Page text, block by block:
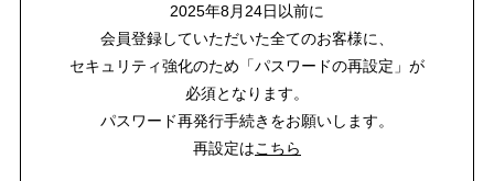
2025年8月24日以前に
会員登録していただいた全てのお客様に、
セキュリティ強化のため「パスワードの再設定」が
必須となります。
パスワード再発行手続きをお願いします。
再設定はこちら